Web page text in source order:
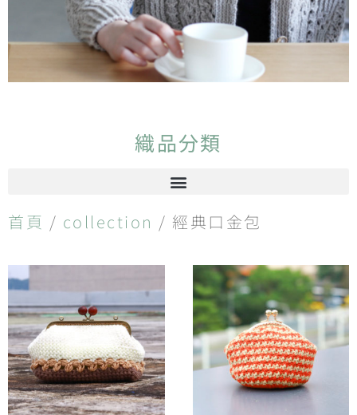
織品分類
首頁 / collection / 經典口金包